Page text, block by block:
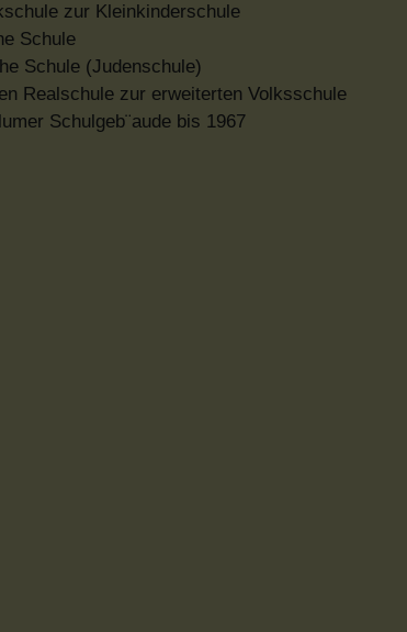
zur Kleinkinderschule
Schule
Schule (Judenschule)
Realschule zur erweiterten Volksschule
Schulgeb¨aude bis 1967